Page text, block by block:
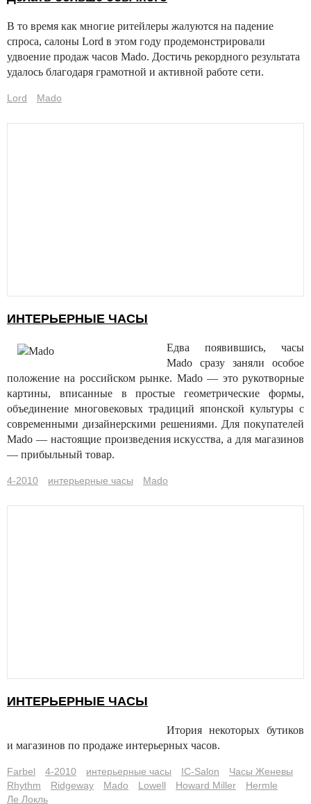
В то время как многие ритейлеры жалуются на падение
спроса, салоны Lord в этом году продемонстрировали
удвоение продаж часов Mado. Достичь рекордного результата
удалось благодаря грамотной и активной работе сети.
Lord Mado
ИНТЕРЬЕРНЫЕ ЧАСЫ
Едва появившись, часы
Mado сразу заняли особое
положение на российском рынке. Mado — это рукотворные
картины, вписанные в простые геометрические формы,
объединение многовековых традиций японской культуры с
современными дизайнерскими решениями. Для покупателей
Mado — настоящие произведения искусства, а для магазинов
— прибыльный товар.
4-2010 интерьерные часы Mado
ИНТЕРЬЕРНЫЕ ЧАСЫ
Итория некоторых бутиков
и магазинов по продаже интерьерных часов.
Farbel 4-2010 интерьерные часы IC-Salon
Часы Женевы
Rhythm
Ridgeway Mado Lowell Howard Miller
Hermle
Ле Локль